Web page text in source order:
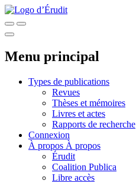
Menu principal
Types de publications
Revues
Thèses et mémoires
Livres et actes
Rapports de recherche
Connexion
À propos À propos
Érudit
Coalition Publica
Libre accès